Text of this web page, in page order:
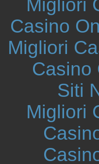
Migliori
Casino
Migliori
Casino
Siti
Migliori